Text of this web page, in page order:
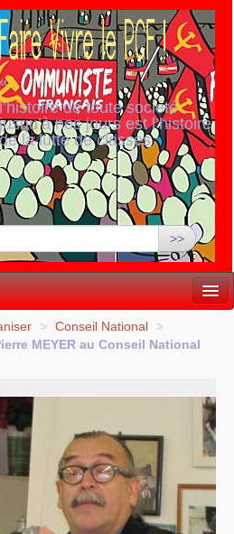
«
l’histoire de toute société
jusqu’à nos jours est l’histoire
de la lutte de classes
>>
> Conseil National
>
MEYER au Conseil National